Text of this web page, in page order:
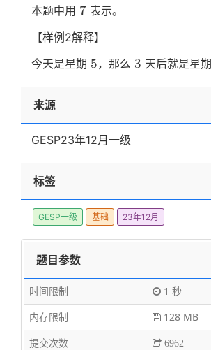
本题中用 7
7 表示。
【样例2解释】
今天是星期 5
5，那么 3
3 天后就是星期
来源
GESP23年12月一级
标签
GESP一级 基础 23年12月
题目参数
时间限制
1 秒
内存限制
128 MB
提交次数
6962